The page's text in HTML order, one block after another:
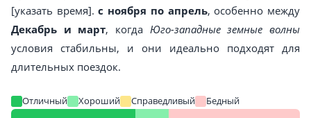
[указать время].с ноября по апрель, особенно между
Декабрь и март, когда Юго-западные земные волны
условия стабильны, и они идеально подходят для
длительных поездок.
Отличный Хороший Справедливый
Бедный